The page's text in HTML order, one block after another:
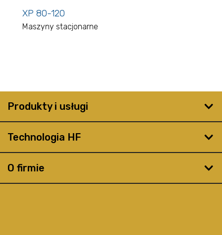
XP 80-120
Maszyny stacjonarne
Produkty i usługi
Technologia HF
O firmie